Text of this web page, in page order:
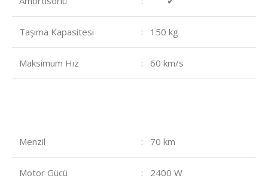
Taşıma Kapasitesi : 150 kg
Maksimum Hız : 60 km/s
Menzil : 70 km
Motor Gücü : 2400 W